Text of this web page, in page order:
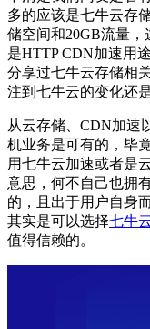
多的应该是七牛云存
储空间和20GB流量
是HTTP CDN加速用
分享过七牛云存储相
注到七牛云的变化还
从云存储、CDN加速
机业务是可有的，毕
用七牛云加速或者是
意思，何不自己也拥
的，且出于用户自身
其实是可以选择七牛
值得信赖的。